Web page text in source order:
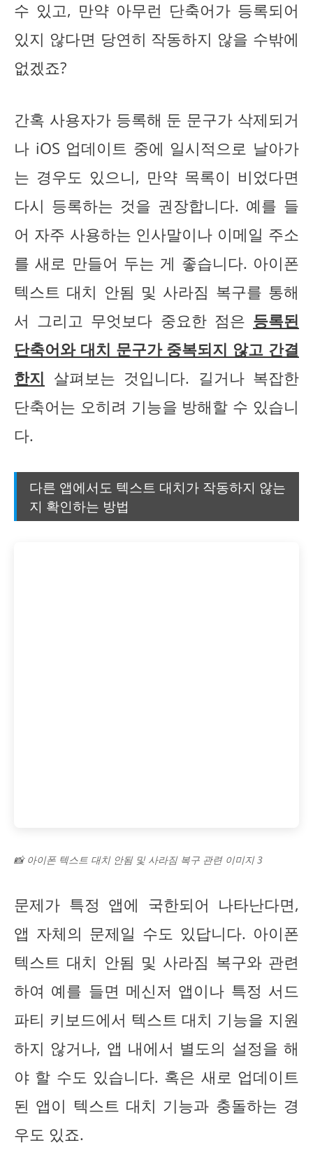
수 있고, 만약 아무런 단축어가 등록되어
있지 않다면 당연히 작동하지 않을 수밖에
없겠죠?
간혹 사용자가 등록해 둔 문구가 삭제되거
나 iOS 업데이트 중에 일시적으로 날아가
는 경우도 있으니, 만약 목록이 비었다면
다시 등록하는 것을 권장합니다. 예를 들
어 자주 사용하는 인사말이나 이메일 주소
를 새로 만들어 두는 게 좋습니다. 아이폰
텍스트 대치 안됨 및 사라짐 복구를 통해
서 그리고 무엇보다 중요한 점은 등록된
단축어와 대치 문구가 중복되지 않고 간결
한지 살펴보는 것입니다. 길거나 복잡한
단축어는 오히려 기능을 방해할 수 있습니
다.
다른 앱에서도 텍스트 대치가 작동하지 않는
지 확인하는 방법
📸 아이폰 텍스트 대치 안됨 및 사라짐 복구 관련 이미지 3
문제가 특정 앱에 국한되어 나타난다면,
앱 자체의 문제일 수도 있답니다. 아이폰
텍스트 대치 안됨 및 사라짐 복구와 관련
하여 예를 들면 메신저 앱이나 특정 서드
파티 키보드에서 텍스트 대치 기능을 지원
하지 않거나, 앱 내에서 별도의 설정을 해
야 할 수도 있습니다. 혹은 새로 업데이트
된 앱이 텍스트 대치 기능과 충돌하는 경
우도 있죠.